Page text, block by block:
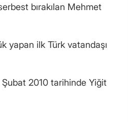
bırakılan Mehmet
yapan ilk Türk vatandaşı
Şubat 2010 tarihinde Yiğit